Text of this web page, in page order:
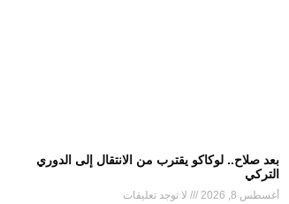
بعد صلاح.. لوكاكو يقترب من الانتقال إلى الدوري
التركي
أغسطس 8, 2026 لا توجد تعليقات